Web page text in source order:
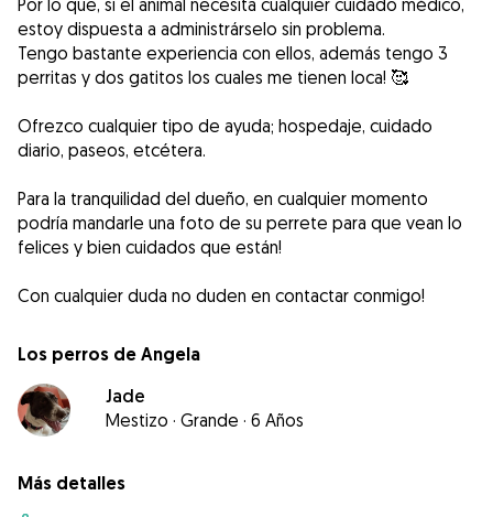
Por lo que, si el animal necesita cualquier cuidado médico,
estoy dispuesta a administrárselo sin problema.
Tengo bastante experiencia con ellos, además tengo 3
perritas y dos gatitos los cuales me tienen loca! 🥰
Ofrezco cualquier tipo de ayuda; hospedaje, cuidado
diario, paseos, etcétera.
Para la tranquilidad del dueño, en cualquier momento
podría mandarle una foto de su perrete para que vean lo
felices y bien cuidados que están!
Con cualquier duda no duden en contactar conmigo!
Los perros de Angela
Jade
Mestizo · Grande · 6 Años
Más detalles